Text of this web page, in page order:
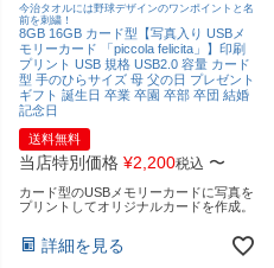
今治タオルには野球デザインのワンポイントと名
前を刺繍！
8GB 16GB カード型【写真入り USBメ
モリーカード 「piccola felicita」】印刷
プリント USB 規格 USB2.0 容量 カード
型 手のひらサイズ 母 父の日 プレゼント
ギフト 誕生日 卒業 卒園 卒部 卒団 結婚
記念日
送料無料
当店特別価格 ¥2,200税込 〜
カード型のUSBメモリーカードに写真を
プリントしてオリジナルカードを作成。
詳細を見る